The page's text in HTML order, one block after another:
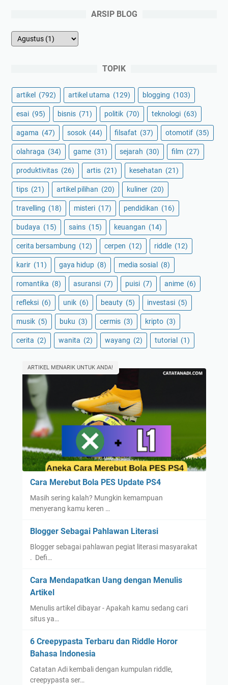
ARSIP BLOG
TOPIK
artikel (792) artikel utama (129) blogging (103)
esai (95) bisnis (71) politik (70) teknologi (63)
agama (47) sosok (44) filsafat (37) otomotif (35)
olahraga (34) game (31) sejarah (30) film (27)
produktivitas (26) artis (21) kesehatan (21)
tips (21) artikel pilihan (20) kuliner (20)
travelling (18) misteri (17) pendidikan (16)
budaya (15) sains (15) keuangan (14)
cerita bersambung (12) cerpen (12) riddle (12)
karir (11) gaya hidup (8) media sosial (8)
romantika (8) asuransi (7) puisi (7) anime (6)
refleksi (6) unik (6) beauty (5) investasi (5)
musik (5) buku (3) cermis (3) kripto (3)
cerita (2) wanita (2) wayang (2) tutorial (1)
ARTIKEL MENARIK UNTUK ANDA!
Cara Merebut Bola PES Update PS4
Masih sering kalah? Mungkin kemampuan
menyerang kamu keren …
Blogger Sebagai Pahlawan Literasi
Blogger sebagai pahlawan pegiat literasi masyarakat
. Defi…
Cara Mendapatkan Uang dengan Menulis
Artikel
Menulis artikel dibayar - Apakah kamu sedang cari
situs ya…
6 Creepypasta Terbaru dan Riddle Horor
Bahasa Indonesia
Catatan Adi kembali dengan kumpulan riddle,
creepypasta ser…